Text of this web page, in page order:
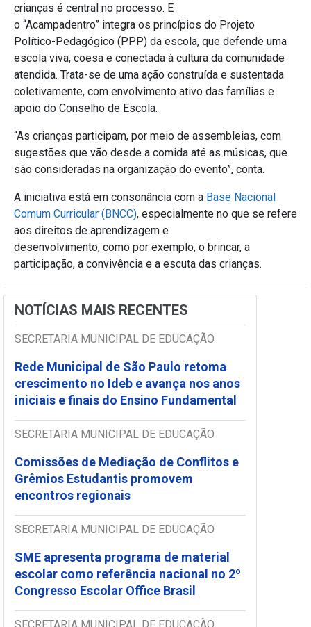
crianças é central no processo. E
o “Acampadentro” integra os princípios do Projeto
Político-Pedagógico (PPP) da escola, que defende uma
escola viva, coesa e conectada à cultura da comunidade
atendida. Trata-se de uma ação construída e sustentada
coletivamente, com envolvimento ativo das famílias e
apoio do Conselho de Escola.
“As crianças participam, por meio de assembleias, com
sugestões que vão desde a comida até as músicas, que
são consideradas na organização do evento”, conta.
A iniciativa está em consonância com a Base Nacional
Comum Curricular (BNCC), especialmente no que se refere
aos direitos de aprendizagem e
desenvolvimento, como por exemplo, o brincar, a
participação, a convivência e a escuta das crianças.
NOTÍCIAS MAIS RECENTES
SECRETARIA MUNICIPAL DE EDUCAÇÃO
Rede Municipal de São Paulo retoma
crescimento no Ideb e avança nos anos
iniciais e finais do Ensino Fundamental
SECRETARIA MUNICIPAL DE EDUCAÇÃO
Comissões de Mediação de Conflitos e
Grêmios Estudantis promovem
encontros regionais
SECRETARIA MUNICIPAL DE EDUCAÇÃO
SME apresenta programa de material
escolar como referência nacional no 2º
Congresso Escolar Office Brasil
SECRETARIA MUNICIPAL DE EDUCAÇÃO